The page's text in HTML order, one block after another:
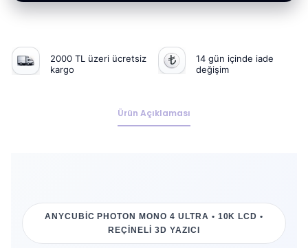
2000 TL üzeri ücretsiz
kargo
14 gün içinde iade
değişim
Ürün Açıklaması
ANYCUBIC PHOTON MONO 4 ULTRA • 10K LCD •
REÇINELI 3D YAZICI